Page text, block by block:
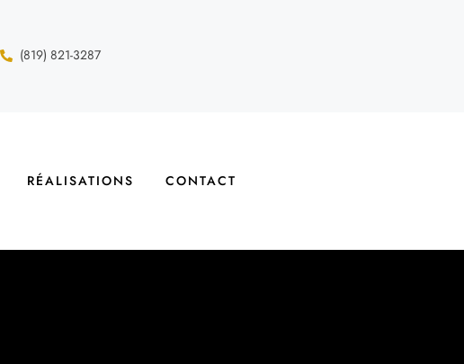
(819) 821-3287
RÉALISATIONS CONTACT